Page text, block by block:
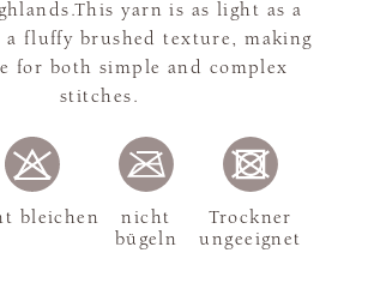
yarn is as light as a
fluffy brushed texture, making
for both simple and complex
stitches.
bleichen
nicht
bügeln
Trockner
ungeeignet